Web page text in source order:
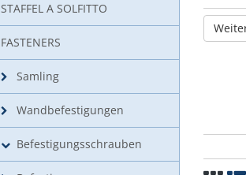
STAFFEL A SOLFITTO
FASTENERS
Samling
Wandbefestigungen
Befestigungsschrauben